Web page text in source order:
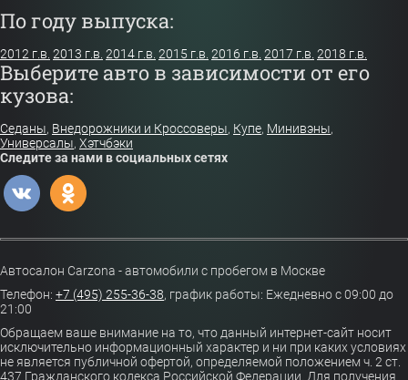
По году выпуска:
2012 г.в. 2013 г.в. 2014 г.в. 2015 г.в. 2016 г.в. 2017 г.в. 2018 г.в.
Выберите авто в зависимости от его
кузова:
Седаны, Внедорожники и Кроссоверы, Купе, Минивэны,
Универсалы, Хэтчбэки
Следите за нами в социальных сетях
Автосалон Carzona - автомобили с пробегом в Москве
Телефон: +7 (495) 255-36-38, график работы: Ежедневно с 09:00 до
21:00
Обращаем ваше внимание на то, что данный интернет-сайт носит
исключительно информационный характер и ни при каких условиях
не является публичной офертой, определяемой положением ч. 2 ст.
437 Гражданского кодекса Российской Федерации. Для получения